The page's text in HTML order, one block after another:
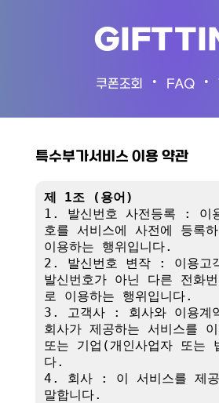
쿠폰조회 • FAQ •
특수부가서비스 이용 약관
제 1조 (용어)
1. 발신번호 사전등록 : 이
호를 서비스에 사전에 등록
이용하는 행위입니다.
2. 발신번호 변작 : 이용고
발신번호가 아닌 다른 전화
로 이용하는 행위입니다.
3. 고객사 : 회사와 이용계
회사가 제공하는 서비스를
또는 기업(개인사업자 또는
다.
4. 회사 : 이 서비스를 제공
말합니다.